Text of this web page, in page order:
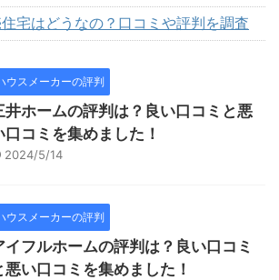
宅はどうなの？口コミや評判を調査
ウスメーカーの評判
井ホームの評判は？良い口コミと悪
口コミを集めました！
2024/5/14
ウスメーカーの評判
イフルホームの評判は？良い口コミ
悪い口コミを集めました！